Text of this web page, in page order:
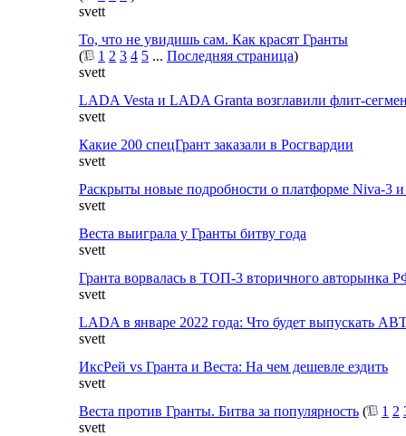
svett
То, что не увидишь сам. Как красят Гранты
(
1 2 3 4 5 ... Последняя страница)
svett
LADA Vesta и LADA Granta возглавили флит-
svett
Какие 200 спецГрант заказали в Росгвардии
svett
Раскрыты новые подробности о платформе Niva-3 и
svett
Веста выиграла у Гранты битву года
svett
Гранта ворвалась в ТОП-3 вторичного авторынка
svett
LADA в январе 2022 года: Что будет выпускать
svett
ИксРей vs Гранта и Веста: На чем дешевле ездить
svett
Веста против Гранты. Битва за популярность ( 1 2
svett